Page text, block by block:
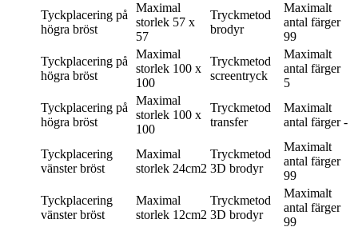
Tyckplacering på
högra bröst
Maximal
storlek 57 x
57
Tryckmetod
brodyr
Maximalt
antal färger
99
Tyckplacering på
högra bröst
Maximal
storlek 100 x
100
Tryckmetod
screentryck
Maximalt
antal färger
5
Tyckplacering på
högra bröst
Maximal
storlek 100 x
100
Tryckmetod
transfer
Maximalt
antal färger -
Tyckplacering
vänster bröst
Maximal
storlek 24cm2
Tryckmetod
3D brodyr
Maximalt
antal färger
99
Tyckplacering
vänster bröst
Maximal
storlek 12cm2
Tryckmetod
3D brodyr
Maximalt
antal färger
99